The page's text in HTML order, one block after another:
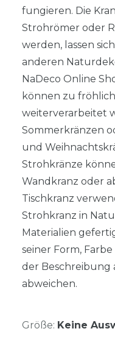
fungieren. Die
Strohrömer oder
werden, lassen
anderen
NaDeco Online
können zu
weiterverarbeitet
Sommerkränzen
und
Strohkränze
Wandkranz oder
Tischkranz
Strohkranz in
Materialien
seiner Form,
der Beschreibung
abweichen.
Größe: Keine